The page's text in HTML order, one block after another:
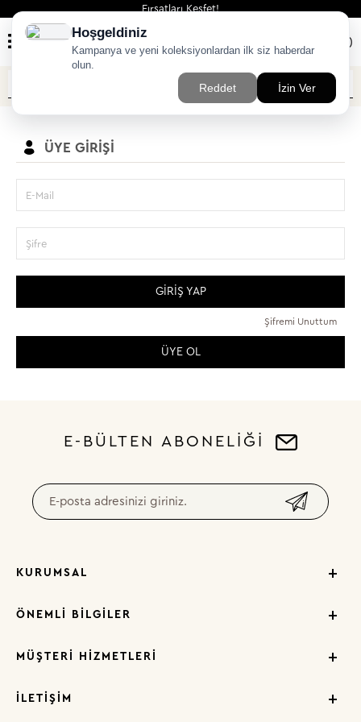
Fırsatları Keşfet!
)
ÜYE GIRIŞI
E-Mail
Şifre
GIRIŞ YAP
Şifremi Unuttum
ÜYE OL
E-BÜLTEN ABONELİĞİ
KURUMSAL
ÖNEMLI BILGILER
MÜŞTERI HIZMETLERI
İLETIŞIM